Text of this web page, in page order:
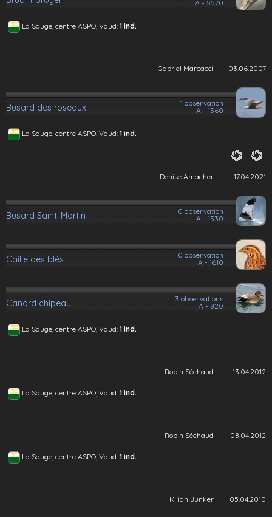
A - 5570
La Sauge, centre ASPO, Vaud: 1 ind.
Gabriel Marcacci 03.06.2007
Busard des roseaux
1 observation
A - 1360
La Sauge, centre ASPO, Vaud: 1 ind.
Denise Amacher 17.04.2021
Busard Saint-Martin
0 observation
A - 1330
Caille des blés
0 observation
A - 1610
Canard chipeau
3 observations
A - 820
La Sauge, centre ASPO, Vaud: 1 ind.
Robin Séchaud 13.04.2012
La Sauge, centre ASPO, Vaud: 1 ind.
Robin Séchaud 08.04.2012
La Sauge, centre ASPO, Vaud: 1 ind.
Kilian Junker 05.04.2010